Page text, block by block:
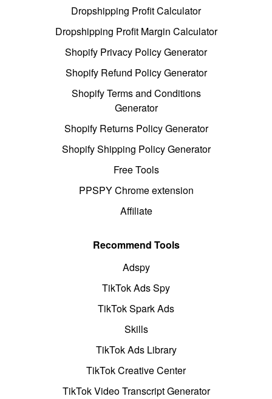
Dropshipping Profit Calculator
Dropshipping Profit Margin Calculator
Shopify Privacy Policy Generator
Shopify Refund Policy Generator
Shopify Terms and Conditions
Generator
Shopify Returns Policy Generator
Shopify Shipping Policy Generator
Free Tools
PPSPY Chrome extension
Affiliate
Recommend Tools
Adspy
TikTok Ads Spy
TikTok Spark Ads
Skills
TikTok Ads Library
TikTok Creative Center
TikTok Video Transcript Generator